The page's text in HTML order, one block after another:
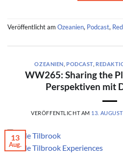
Veröffentlicht am Ozeanien, Podcast,
OZEANIEN PODCAST,
WW265: Sharing the
Perspektiven mit
VERÖFFENTLICHT AM 13.
© Dale Tilbrook Experiences
13
Aug.